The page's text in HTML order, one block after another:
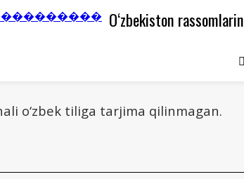
O‘zbekiston
o‘zbek tiliga tarjima qilinmagan.